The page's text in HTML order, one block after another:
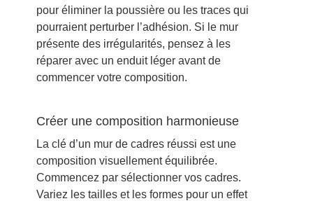
pour éliminer la poussière ou les traces qui
pourraient perturber l’adhésion. Si le mur
présente des irrégularités, pensez à les
réparer avec un enduit léger avant de
commencer votre composition.
Créer une composition harmonieuse
La clé d’un mur de cadres réussi est une
composition visuellement équilibrée.
Commencez par sélectionner vos cadres.
Variez les tailles et les formes pour un effet